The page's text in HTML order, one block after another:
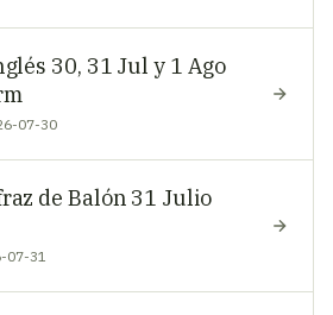
30, 31 Jul y 1 Ago
07-30
de Balón 31 Julio
07-31